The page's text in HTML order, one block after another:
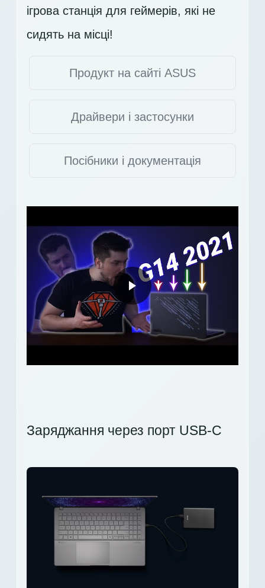
ігрова станція для геймерів, які не
сидять на місці!
Продукт на сайті ASUS
Драйвери і застосунки
Посібники і документація
Заряджання через порт USB-C